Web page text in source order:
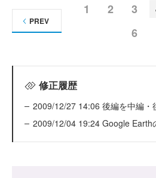
1 2 3
6
PREV
修正履歴
2009/12/27 14:06 後編を中編・
2009/12/04 19:24 Google Earth